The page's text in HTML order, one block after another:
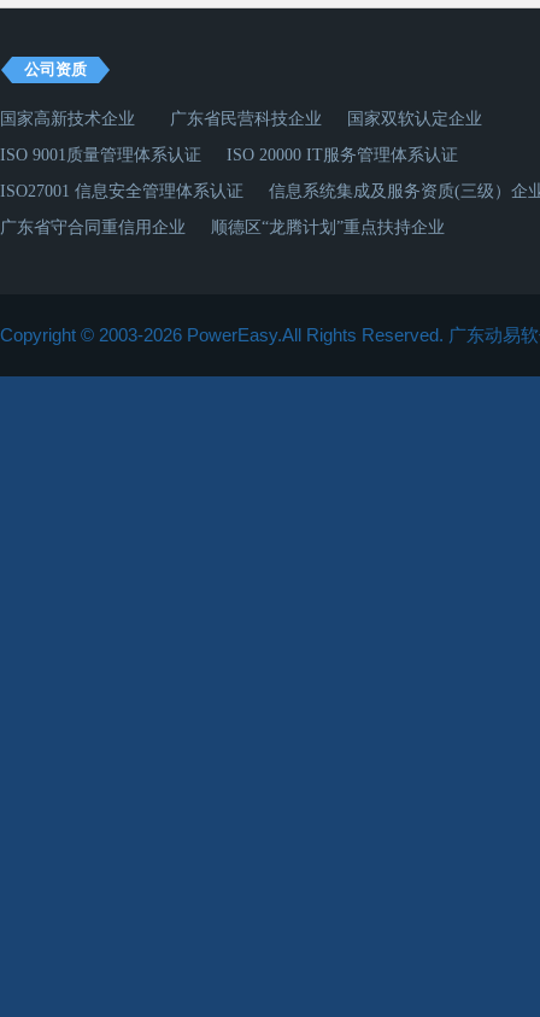
公司资质
国家高新技术企业 广东省民营科技企业
国家双软认定企业
ISO 9001质量管理体系认证
ISO 20000 IT服务管理体系认证
ISO27001 信息安全管理体系认证
信息系统集成及服务资质(三级）企
广东省守合同重信用企业
顺德区“龙腾计划”重点扶持企业
Copyright © 2003-2026 PowerEasy.All Rights Reserved. 广东动易